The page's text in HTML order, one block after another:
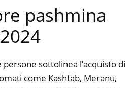
pashmina
sottolinea l’acquisto di
come Kashfab, Meranu,